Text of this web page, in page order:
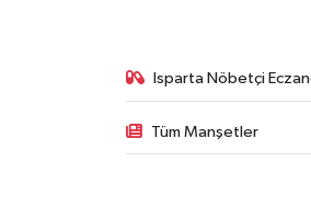
Isparta Nöbetçi
Tüm Manşetler